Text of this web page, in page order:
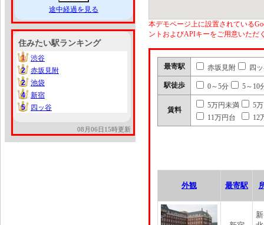
途中経過を見る
住みたい駅ランキング
1
1
渋谷
2
2
赤坂見附
2
2
池袋
4
4
新宿
5
5 四ッ谷
08月06日15時更新
本デモページ上に設置されている
ントおよびAPIキーをご用意いただ
最寄駅 赤坂見附 四
駅徒歩 0～5分 5～10
賃料
5万円未満
5
11万円台
12
外観 最寄駅